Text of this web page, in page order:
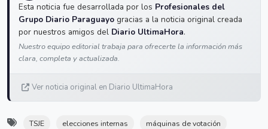
Esta noticia fue desarrollada por los Profesionales del
Grupo Diario Paraguayo gracias a la noticia original creada
por nuestros amigos del Diario UltimaHora.
Nuestro equipo editorial trabaja para ofrecerte la información más
clara, completa y actualizada.
Ver noticia original en Diario UltimaHora
TSJE elecciones internas
máquinas de votación